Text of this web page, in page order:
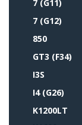
7 (G11)
7 (G12)
850
GT3 (F34)
I3S
I4 (G26)
K1200LT